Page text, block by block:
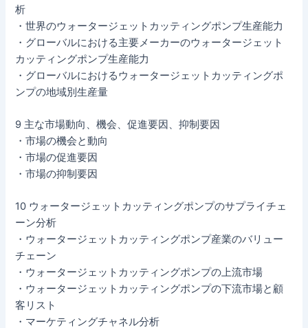
析
・世界のウォータージェットカッティングポンプ生産能力
・グローバルにおける主要メーカーのウォータージェット
カッティングポンプ生産能力
・グローバルにおけるウォータージェットカッティングポ
ンプの地域別生産量
9 主な市場動向、機会、促進要因、抑制要因
・市場の機会と動向
・市場の促進要因
・市場の抑制要因
10 ウォータージェットカッティングポンプのサプライチェ
ーン分析
・ウォータージェットカッティングポンプ産業のバリュー
チェーン
・ウォータージェットカッティングポンプの上流市場
・ウォータージェットカッティングポンプの下流市場と顧
客リスト
・マーケティングチャネル分析